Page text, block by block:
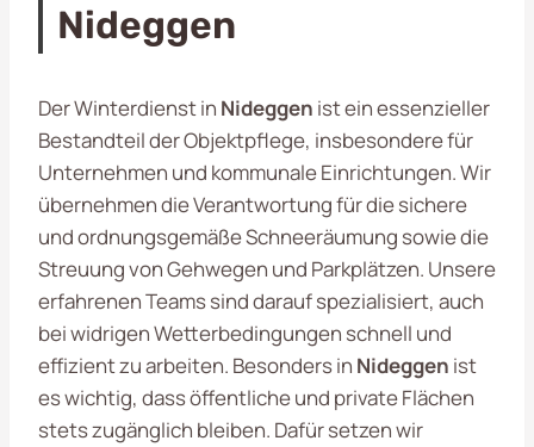
Nideggen
Der Winterdienst in Nideggen ist ein essenzieller
Bestandteil der Objektpflege, insbesondere für
Unternehmen und kommunale Einrichtungen. Wir
übernehmen die Verantwortung für die sichere
und ordnungsgemäße Schneeräumung sowie die
Streuung von Gehwegen und Parkplätzen. Unsere
erfahrenen Teams sind darauf spezialisiert, auch
bei widrigen Wetterbedingungen schnell und
effizient zu arbeiten. Besonders in Nideggen ist
es wichtig, dass öffentliche und private Flächen
stets zugänglich bleiben. Dafür setzen wir